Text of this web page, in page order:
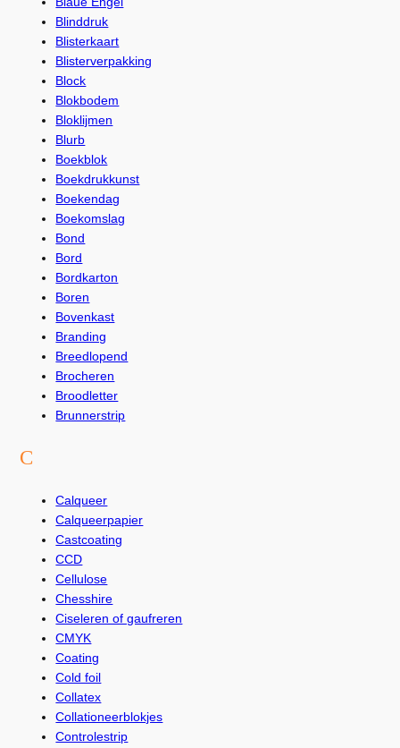
Blinddruk
Blisterkaart
Blisterverpakking
Block
Blokbodem
Bloklijmen
Blurb
Boekblok
Boekdrukkunst
Boekendag
Boekomslag
Bond
Bord
Bordkarton
Boren
Bovenkast
Branding
Breedlopend
Brocheren
Broodletter
Brunnerstrip
C
Calqueer
Calqueerpapier
Castcoating
CCD
Cellulose
Chesshire
Ciseleren of gaufreren
CMYK
Coating
Cold foil
Collatex
Collationeerblokjes
Controlestrip